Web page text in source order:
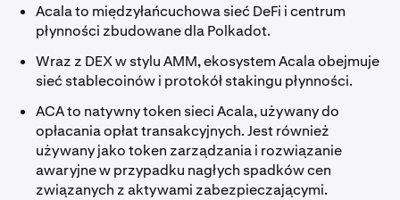
Acala to międzyłańcuchowa sieć DeFi i centrum
płynności zbudowane dla Polkadot.
Wraz z DEX w stylu AMM, ekosystem Acala obejmuje
sieć stablecoinów i protokół stakingu płynności.
ACA to natywny token sieci Acala, używany do
opłacania opłat transakcyjnych. Jest również
używany jako token zarządzania i rozwiązanie
awaryjne w przypadku nagłych spadków cen
związanych z aktywami zabezpieczającymi.